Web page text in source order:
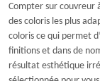
Compter sur couvreur
des coloris les plus
coloris ce qui permet
finitions et dans de
résultat esthétique